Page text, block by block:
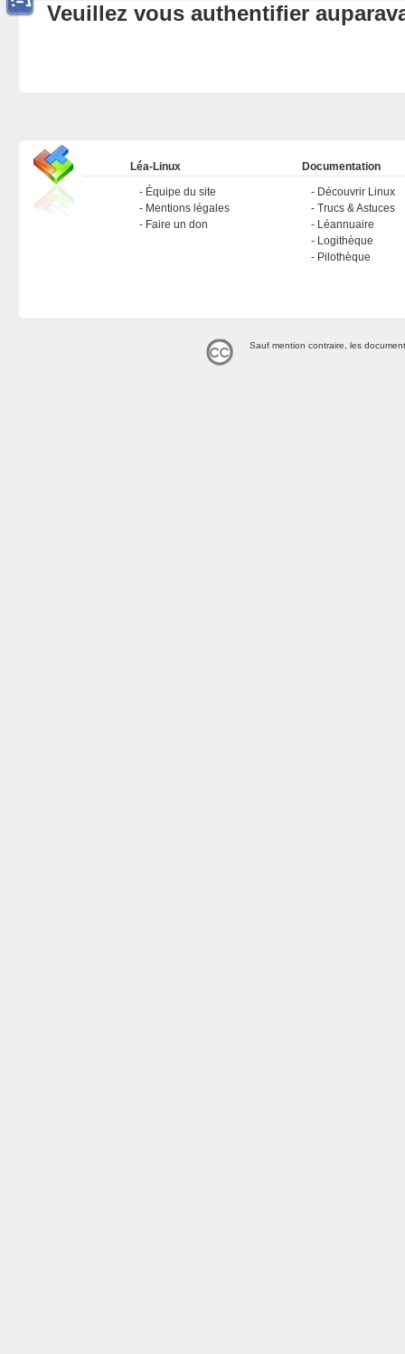
Veuillez vous authentifier
Léa-Linux
Équipe du site
Mentions légales
Faire un don
Documentation
Découvrir Linux
Trucs & Astuces
Léannuaire
Logithèque
Pilothèque
Sauf mention contraire, les